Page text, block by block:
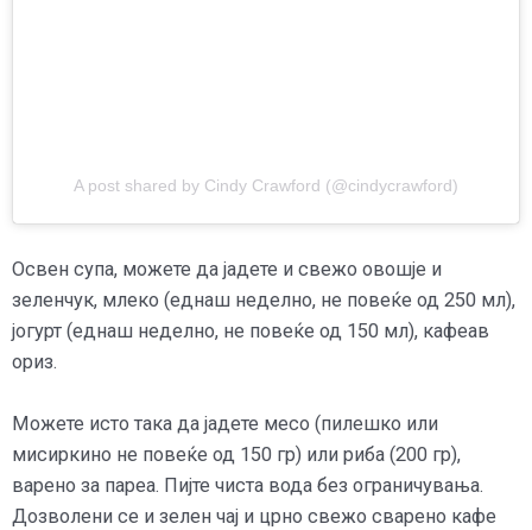
A post shared by Cindy Crawford (@cindycrawford)
Освен супа, можете да јадете и свежо овошје и
зеленчук, млеко (еднаш неделно, не повеќе од 250 мл),
јогурт (еднаш неделно, не повеќе од 150 мл), кафеав
ориз.
Можете исто така да јадете месо (пилешко или
мисиркино не повеќе од 150 гр) или риба (200 гр),
варено за пареа. Пијте чиста вода без ограничувања.
Дозволени се и зелен чај и црно свежо сварено кафе